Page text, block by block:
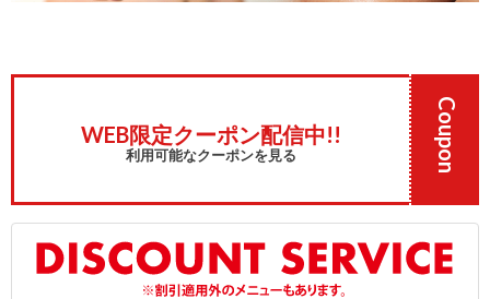
WEB限定クーポン配信中!!
利用可能なクーポンを見る Coupon